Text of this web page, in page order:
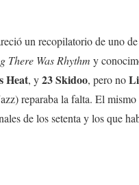
un recopilatorio de uno
There Was Rhythm y
Heat, y23 Skidoo, pero no
reparaba la falta. El mismo
de los setenta y los que